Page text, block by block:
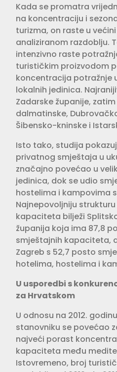
Kada se promatra
na koncentraciju i
turizma, on raste u
analiziranom razdoblju.
intenzivno raste
turističkim proizvodom
koncentracija potražnje
lokalnih jedinica.
Zadarske županije,
dalmatinske,
Šibensko-kninske i
Isto tako, studija
privatnog smještaja u
značajno povećao u
jedinica, dok se udio
hostelima i kampovima
Najnepovoljniju
kapaciteta bilježi
županija koja ima 87,8
smještajnih kapaciteta,
Zagreb s 52,7 posto
hotelima, hostelima i
U usporedbi s
za Hrvatskom
U odnosu na 2012.
stanovniku se povećao
najveći porast
kapaciteta među
Istovremeno, broj